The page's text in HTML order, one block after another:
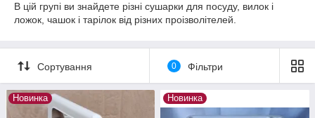
В цій групі ви знайдете різні сушарки для посуду, вилок і
ложок, чашок і тарілок від різних проізволітелей.
Сортування 0 Фільтри
Новинка Новинка